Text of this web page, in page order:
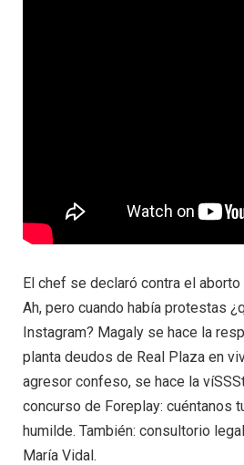
El chef se declaró contra el
Ah, pero cuando había protestas
Instagram? Magaly se hace la
planta deudos de Real Plaza en
agresor confeso, se hace la
concurso de Foreplay: cuéntanos
humilde. También: consultorio
María Vidal.